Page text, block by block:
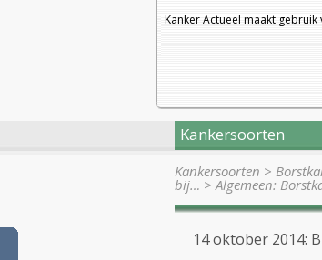
Kanker Actueel maakt
Kankersoorten
Kankersoorten >
bij… >Algemeen:
14 oktober 2014: